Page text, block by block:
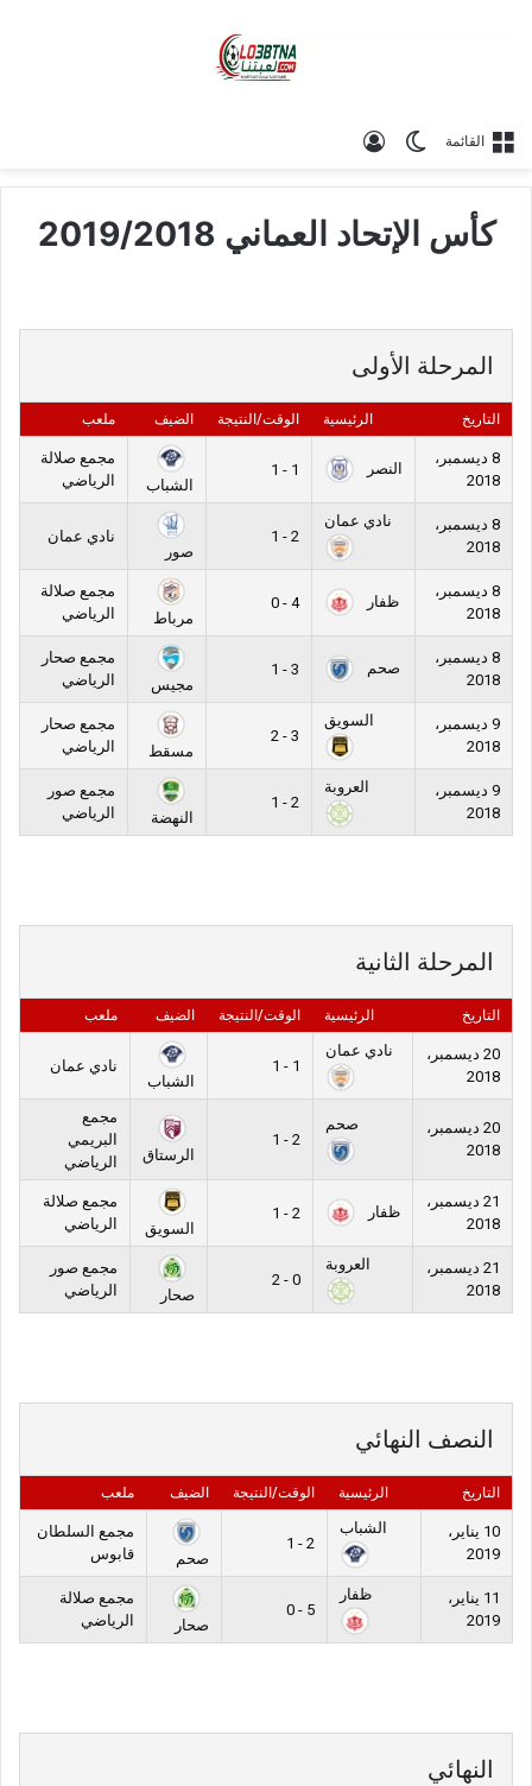
القائمة الوضع المظلم
كأس الإتحاد العماني 2019/2018
المرحلة الأولى
التاريخ الرئيسية الوقت/النتيجة الضيف ملعب
8 ديسمبر،
2018
النصر
1 - 1
الشباب
مجمع صلالة
الرياضي
8 ديسمبر،
2018
نادي عمان
2 - 1
صور
نادي عمان
8 ديسمبر،
2018
ظفار
4 - 0
مرباط
مجمع صلالة
الرياضي
8 ديسمبر،
2018
صحم
3 - 1
مجيس
مجمع صحار
الرياضي
9 ديسمبر،
2018
السويق
3 - 2
مسقط
مجمع صحار
الرياضي
9 ديسمبر،
2018
العروبة
2 - 1
النهضة
مجمع صور
الرياضي
المرحلة الثانية
التاريخ الرئيسية الوقت/النتيجة الضيف ملعب
20 ديسمبر،
2018
نادي عمان
1 - 1
الشباب
نادي عمان
20 ديسمبر،
2018
صحم
2 - 1
الرستاق
مجمع
البريمي
الرياضي
21 ديسمبر،
2018
ظفار
2 - 1
السويق
مجمع صلالة
الرياضي
21 ديسمبر،
2018
العروبة
0 - 2
صحار
مجمع صور
الرياضي
النصف النهائي
التاريخ الرئيسية الوقت/النتيجة الضيف ملعب
10 يناير،
2019
الشباب
2 - 1
صحم
مجمع السلطان
قابوس
11 يناير،
2019
ظفار
5 - 0
صحار
مجمع صلالة
الرياضي
النهائي